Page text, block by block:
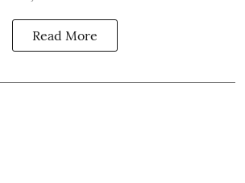
Read More